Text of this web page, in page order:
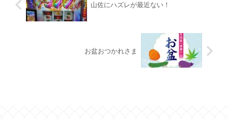
山佐にハズレが最近ない！
お盆おつかれさま